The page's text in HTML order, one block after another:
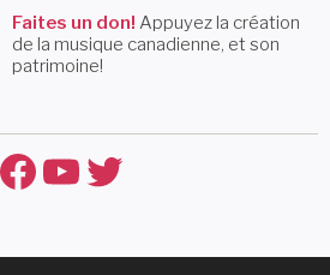
Faites un don! Appuyez la création
de la musique canadienne, et son
patrimoine!
Facebook
YouTube
Twitter